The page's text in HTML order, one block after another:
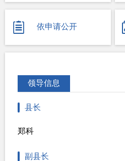
依申请公开
领导信息
县长
郑科
副县长